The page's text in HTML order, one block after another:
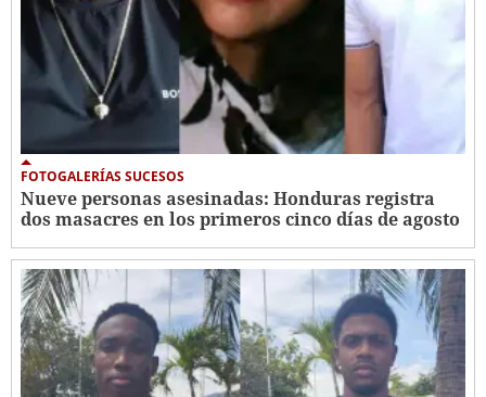
FOTOGALERÍAS SUCESOS
Nueve personas asesinadas: Honduras registra
dos masacres en los primeros cinco días de agosto